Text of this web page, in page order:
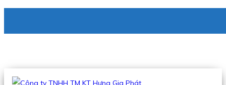
Hotline:0938 336 079